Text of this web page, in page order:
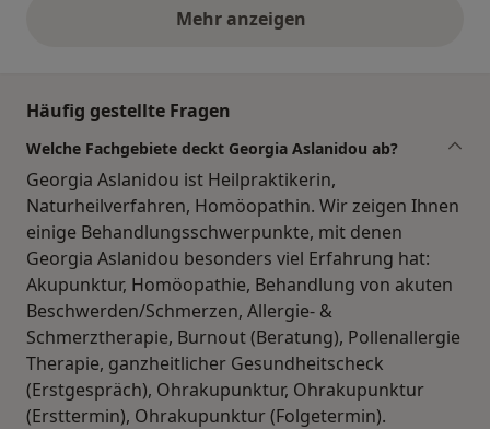
Mehr anzeigenobige Stellungnahmen
Häufig gestellte Fragen
Welche Fachgebiete deckt Georgia Aslanidou ab?
Georgia Aslanidou ist Heilpraktikerin,
Naturheilverfahren, Homöopathin. Wir zeigen Ihnen
einige Behandlungsschwerpunkte, mit denen
Georgia Aslanidou besonders viel Erfahrung hat:
Akupunktur, Homöopathie, Behandlung von akuten
Beschwerden/Schmerzen, Allergie- &
Schmerztherapie, Burnout (Beratung), Pollenallergie
Therapie, ganzheitlicher Gesundheitscheck
(Erstgespräch), Ohrakupunktur, Ohrakupunktur
(Ersttermin), Ohrakupunktur (Folgetermin).